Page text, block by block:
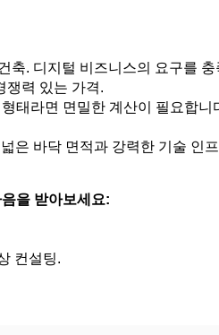
축. 디지털 비즈니스의 요구를
쟁력 있는 가격.
태라면 면밀한 계산이 필요합
은 바닥 면적과 강력한 기술 인
을 받아보세요:
컨설팅.